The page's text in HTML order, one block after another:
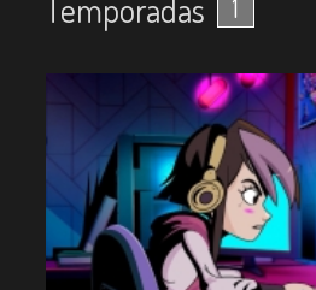
Temporadas 1